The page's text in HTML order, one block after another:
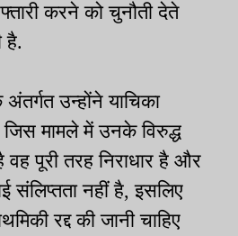
करने को चुनौती देते
है.
उन्होंने याचिका
मामले में उनके विरुद्ध
वह पूरी तरह निराधार है और
संलिप्तता नहीं है, इसलिए
रद्द की जानी चाहिए